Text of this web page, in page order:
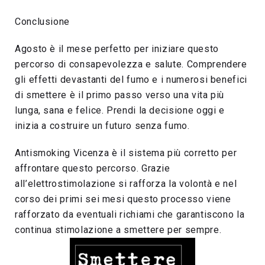
Conclusione
Agosto è il mese perfetto per iniziare questo
percorso di consapevolezza e salute. Comprendere
gli effetti devastanti del fumo e i numerosi benefici
di smettere è il primo passo verso una vita più
lunga, sana e felice. Prendi la decisione oggi e
inizia a costruire un futuro senza fumo.
Antismoking Vicenza è il sistema più corretto per
affrontare questo percorso. Grazie
all’elettrostimolazione si rafforza la volontà e nel
corso dei primi sei mesi questo processo viene
rafforzato da eventuali richiami che garantiscono la
continua stimolazione a smettere per sempre.